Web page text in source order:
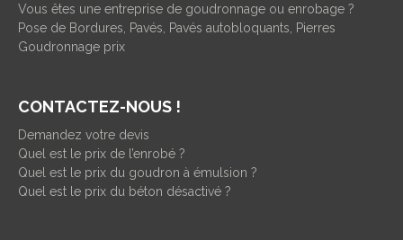
Vous êtes une entreprise de goudronnage ou enrobage ?
Pose de Bordures, Pavés, Pavés autobloquants, Pierres
Goudronnage prix
CONTACTEZ-NOUS !
Demandez votre devis
Quel est le prix de l’enrobé ?
Quel est le prix du goudron à émulsion ?
Quel est le prix du béton désactivé ?